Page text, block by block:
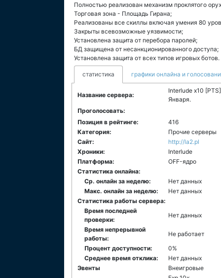
Полностью реализован механизм проклятого
Торговая зона - Площадь Гирана;
Реализованы все скиллы включая умения 80
Закрыты всевозможные уязвимости;
Установлена защита от перебора паролей;
БД защищена от несанкционированного доступа;
Установлена защита от всех типов игровых ботов.
статистика графики онлайна и
Название сервера:
Interlude x10
Января.
Проголосовать:
Позиция в рейтинге:
416
Категория:
Прочие серверы
Сайт:
http://la2.pl
Хроники:
Interlude
Платформа:
ОFF-ядро
Статистика онлайна:
Ср. онлайн за неделю:
Нет данных
Макс. онлайн за неделю:
Нет данных
Статистика работы сервера:
Время последней
проверки:
Нет данных
Время непрерывной
работы:
Не работает
Процент доступности:
0%
Среднее время отклика:
Нет данных
Эвенты
Внеигровые